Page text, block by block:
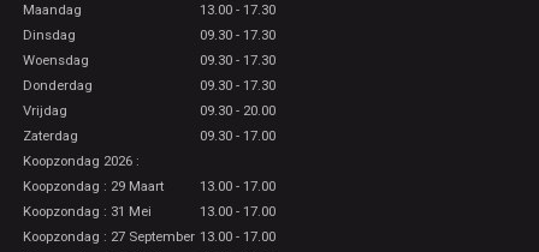
Maandag
13.00 - 17.30
Dinsdag
09.30 - 17.30
Woensdag
09.30 - 17.30
Donderdag
09.30 - 17.30
Vrijdag
09.30 - 20.00
Zaterdag
09.30 - 17.00
Koopzondag 2026 :
Koopzondag : 29 Maart
13.00 - 17.00
Koopzondag : 31 Mei
13.00 - 17.00
Koopzondag : 27 September 13.00 - 17.00